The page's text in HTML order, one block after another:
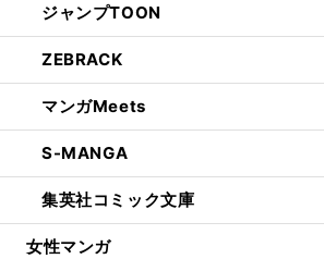
ジャンプTOON
ZEBRACK
マンガMeets
S-MANGA
集英社コミック文庫
女性マンガ